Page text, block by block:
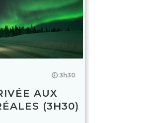
🕖 3h30
AUX
(3H30)